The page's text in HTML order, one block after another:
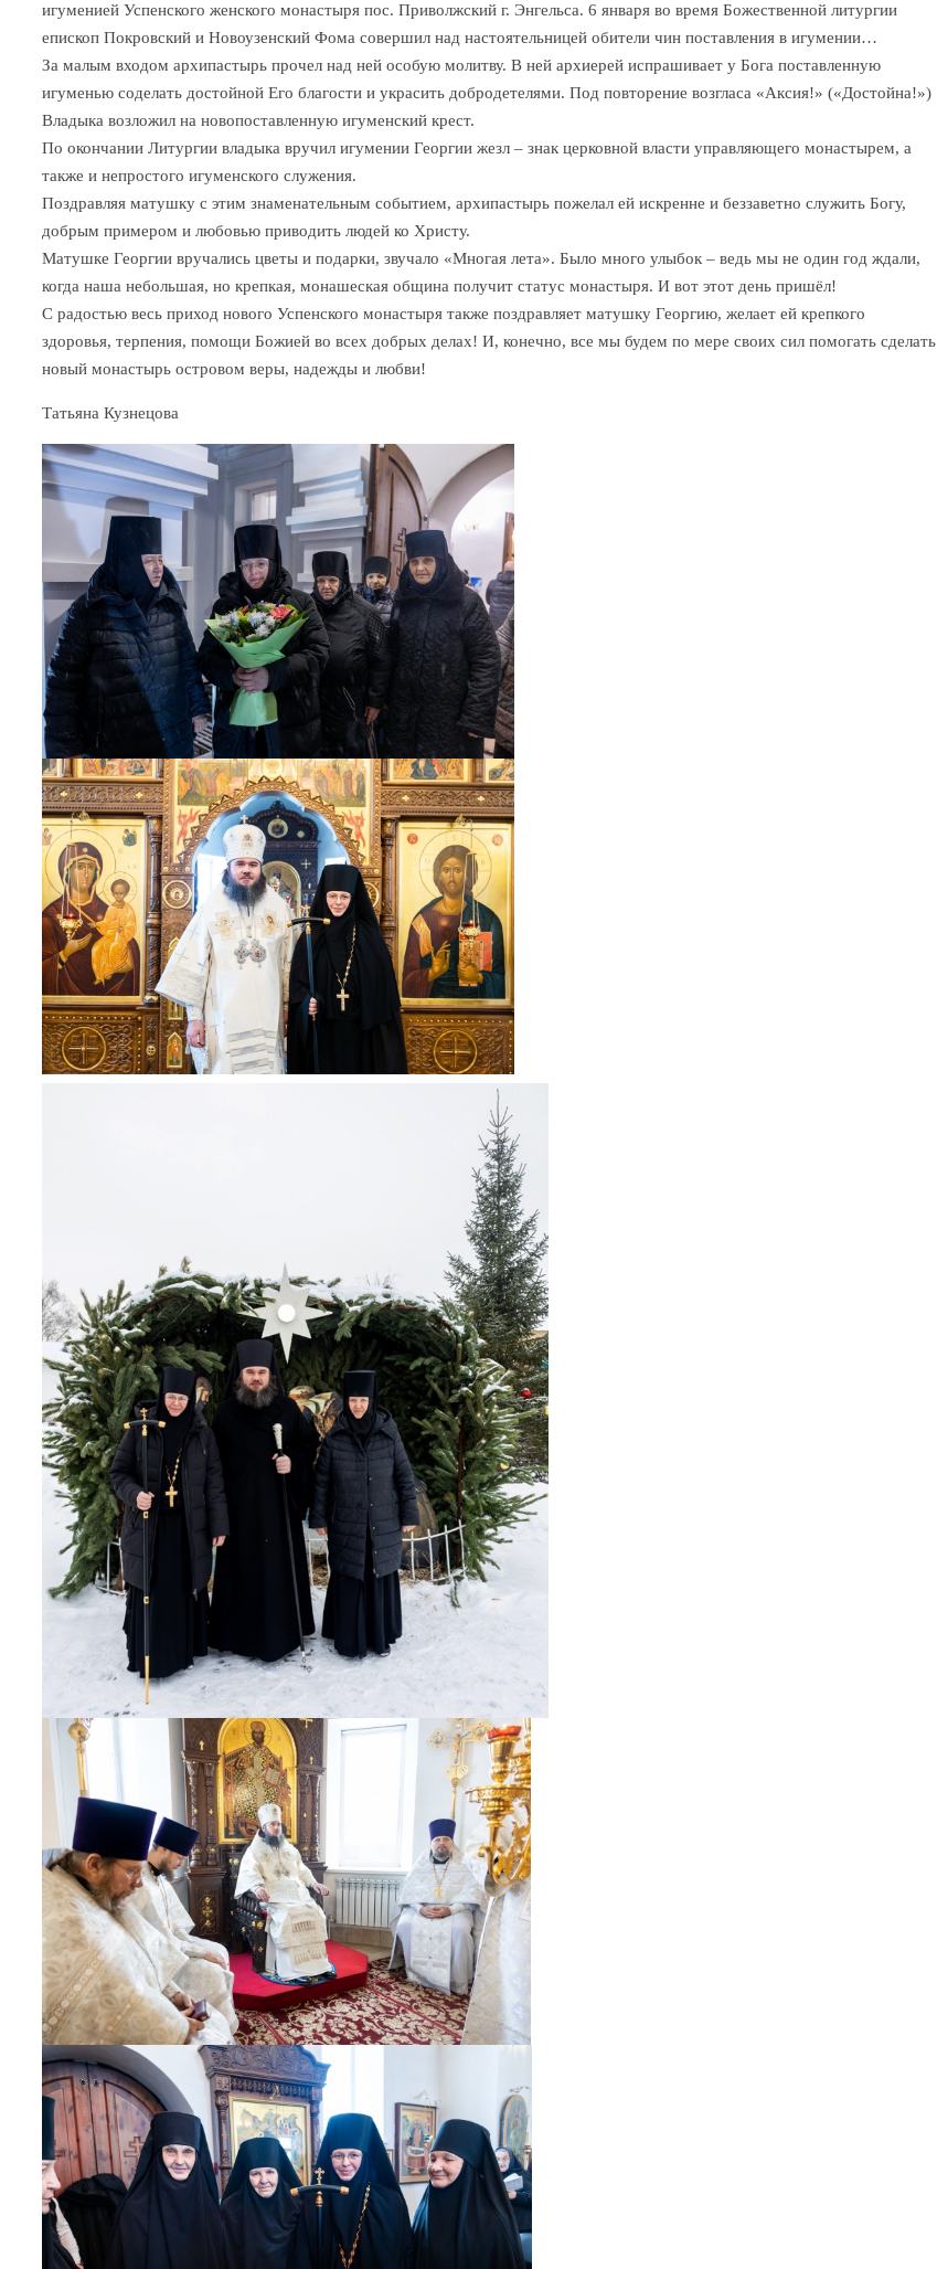
игуменией Успенского женского монастыря пос. Приволжский г. Энгельса. 6 января во время Божественной литургии
епископ Покровский и Новоузенский Фома совершил над настоятельницей обители чин поставления в игумении…
За малым входом архипастырь прочел над ней особую молитву. В ней архиерей испрашивает у Бога поставленную
игуменью соделать достойной Его благости и украсить добродетелями. Под повторение возгласа «Аксия!» («Достойна!»)
Владыка возложил на новопоставленную игуменский крест.
По окончании Литургии владыка вручил игумении Георгии жезл – знак церковной власти управляющего монастырем, а
также и непростого игуменского служения.
Поздравляя матушку с этим знаменательным событием, архипастырь пожелал ей искренне и беззаветно служить Богу,
добрым примером и любовью приводить людей ко Христу.
Матушке Георгии вручались цветы и подарки, звучало «Многая лета». Было много улыбок – ведь мы не один год ждали,
когда наша небольшая, но крепкая, монашеская община получит статус монастыря. И вот этот день пришёл!
С радостью весь приход нового Успенского монастыря также поздравляет матушку Георгию, желает ей крепкого
здоровья, терпения, помощи Божией во всех добрых делах! И, конечно, все мы будем по мере своих сил помогать сделать
новый монастырь островом веры, надежды и любви!
Татьяна Кузнецова